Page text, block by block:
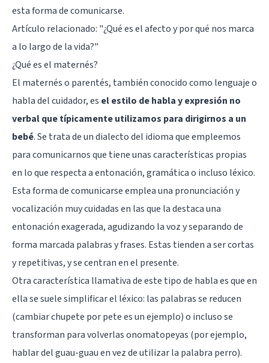
esta forma de comunicarse.
Artículo relacionado: "¿Qué es el afecto y por qué nos marca
a lo largo de la vida?"
¿Qué es el maternés?
El maternés o parentés, también conocido como lenguaje o
habla del cuidador, es el estilo de habla y expresión no
verbal que típicamente utilizamos para dirigirnos a un
bebé. Se trata de un dialecto del idioma que empleemos
para comunicarnos que tiene unas características propias
en lo que respecta a entonación, gramática o incluso léxico.
Esta forma de comunicarse emplea una pronunciación y
vocalización muy cuidadas en las que la destaca una
entonación exagerada, agudizando la voz y separando de
forma marcada palabras y frases. Estas tienden a ser cortas
y repetitivas, y se centran en el presente.
Otra característica llamativa de este tipo de habla es que en
ella se suele simplificar el léxico: las palabras se reducen
(cambiar chupete por pete es un ejemplo) o incluso se
transforman para volverlas onomatopeyas (por ejemplo,
hablar del guau-guau en vez de utilizar la palabra perro).